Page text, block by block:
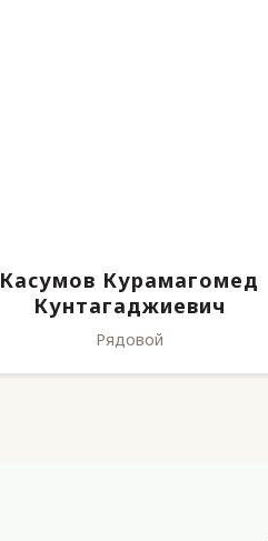
Касумов Курамагомед
Кунтагаджиевич
Рядовой